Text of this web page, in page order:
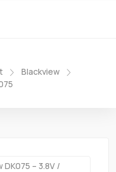
Blackview